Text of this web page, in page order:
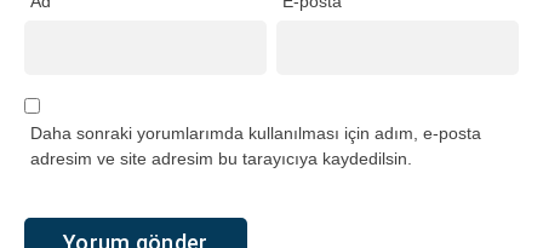
Daha sonraki yorumlarımda kullanılması için adım, e-posta
adresim ve site adresim bu tarayıcıya kaydedilsin.